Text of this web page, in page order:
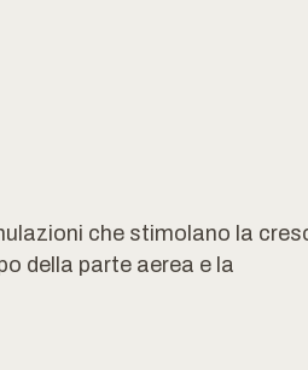
che stimolano la
della parte aerea e la